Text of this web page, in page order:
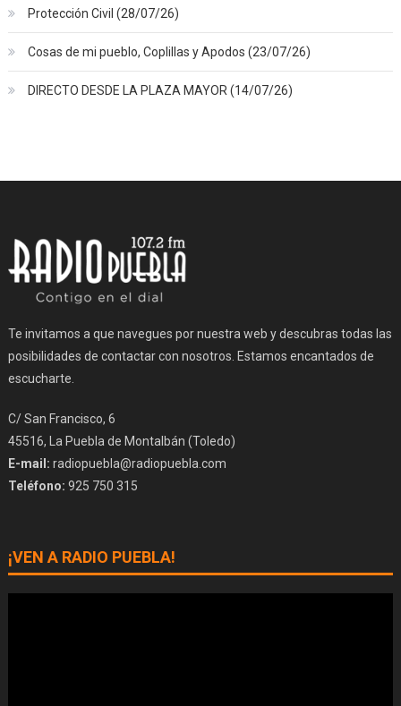
Protección Civil (28/07/26)
Cosas de mi pueblo, Coplillas y Apodos (23/07/26)
DIRECTO DESDE LA PLAZA MAYOR (14/07/26)
Te invitamos a que navegues por nuestra web y descubras todas las
posibilidades de contactar con nosotros. Estamos encantados de
escucharte.
C/ San Francisco, 6
45516, La Puebla de Montalbán (Toledo)
E-mail: radiopuebla@radiopuebla.com
Teléfono: 925 750 315
¡VEN A RADIO PUEBLA!